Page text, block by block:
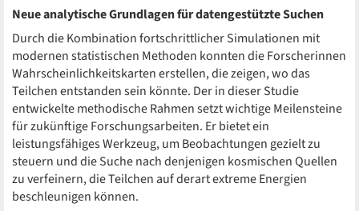
Neue analytische Grundlagen für datengestützte Suchen
Durch die Kombination fortschrittlicher Simulationen mit
modernen statistischen Methoden konnten die Forscherinnen
Wahrscheinlichkeitskarten erstellen, die zeigen, wo das
Teilchen entstanden sein könnte. Der in dieser Studie
entwickelte methodische Rahmen setzt wichtige Meilensteine
für zukünftige Forschungsarbeiten. Er bietet ein
leistungsfähiges Werkzeug, um Beobachtungen gezielt zu
steuern und die Suche nach denjenigen kosmischen Quellen
zu verfeinern, die Teilchen auf derart extreme Energien
beschleunigen können.